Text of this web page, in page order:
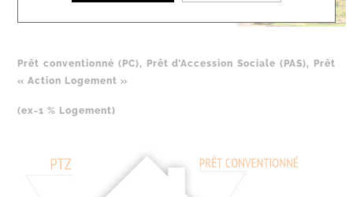
Prêt conventionné (PC), Prêt d’Accession Sociale (PAS), Prêt
« Action Logement »
(ex-1 % Logement)